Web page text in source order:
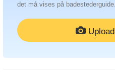
det må vises på